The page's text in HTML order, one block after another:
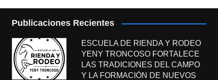
Publicaciones Recientes
ESCUELA DE RIENDA Y RODEO
YENY TRONCOSO FORTALECE
LAS TRADICIONES DEL CAMPO
Y LA FORMACIÓN DE NUEVOS